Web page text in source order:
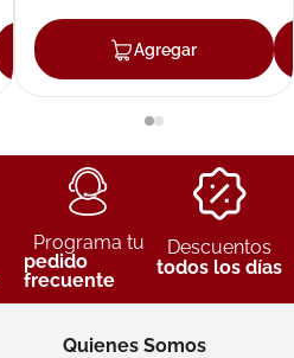
AgregarAgregar
Programa tu
pedido
frecuente
Descuentos
todos los días
Quienes Somos